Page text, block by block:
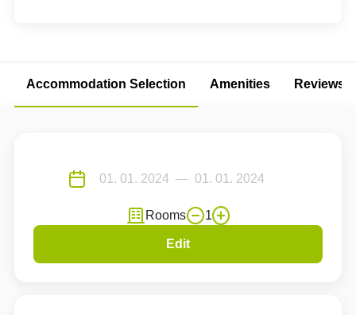
Accommodation Selection Amenities Reviews
Rooms 1
Edit